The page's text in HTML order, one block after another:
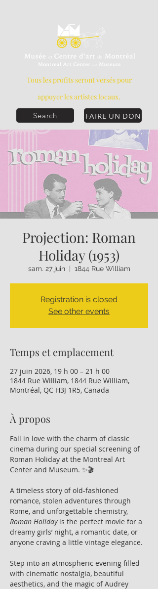
FAIRE UN DON
Tous les profits seront versés pour
appuyer les artistes locaux.
Search
Projection: Roman
Holiday (1953)
sam. 27 juin
  |
1844 Rue William
Registration is closed
See other events
Temps et emplacement
27 juin 2026, 19 h 00 – 21 h 00
1844 Rue William, 1844 Rue William,
Montréal, QC H3J 1R5, Canada
À propos
Fall in love with the charm of classic
cinema during our special screening of
Roman Holiday at the Montreal Art
Center and Museum. ✨🎬
A timeless story of old-fashioned
romance, stolen adventures through
Rome, and unforgettable chemistry,
Roman Holiday is the perfect movie for a
dreamy girls’ night, a romantic date, or
anyone craving a little vintage elegance.
Step into an atmospheric evening filled
with cinematic nostalgia, beautiful
aesthetics, and the magic of Audrey